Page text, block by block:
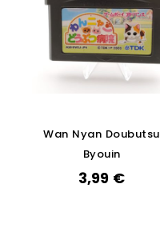
Wan Nyan Doubutsu
Byouin
3,99 €